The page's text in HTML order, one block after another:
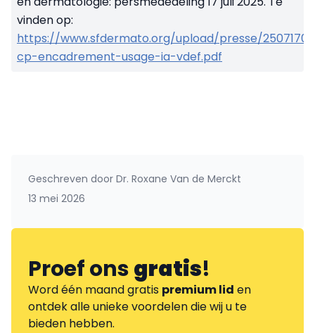
vinden op:
https://www.sfdermato.org/upload/presse/
cp-encadrement-usage-ia-vdef.pdf
Geschreven door Dr. Roxane Van de Merckt
13 mei 2026
Proef onsgratis!
Word één maand gratis premium lid en
ontdek alle unieke voordelen die wij u te
bieden hebben.